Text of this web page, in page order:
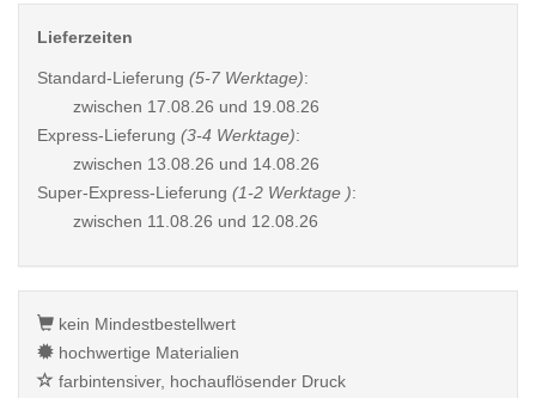
Lieferzeiten
Standard-Lieferung (5-7 Werktage):
zwischen 17.08.26 und 19.08.26
Express-Lieferung (3-4 Werktage):
zwischen 13.08.26 und 14.08.26
Super-Express-Lieferung (1-2 Werktage ):
zwischen 11.08.26 und 12.08.26
kein Mindestbestellwert
hochwertige Materialien
farbintensiver, hochauflösender Druck